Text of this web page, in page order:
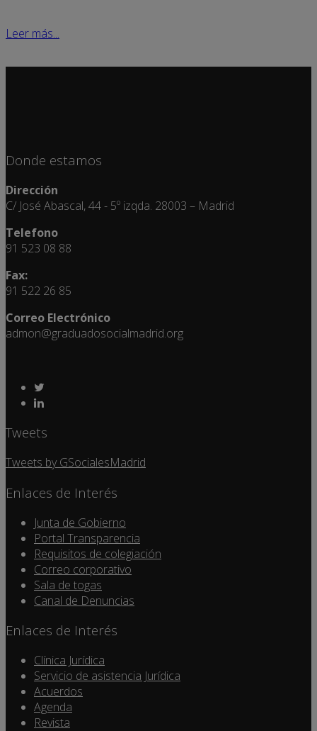
Leer más...
Donde estamos
Dirección
C/ José Abascal, 44 - 5º izqda. 28003 – Madrid
Telefono
91 523 08 88
Fax:
91 522 26 85
Correo Electrónico
admon@graduadosocialmadrid.org
Tweets
Tweets by GSocialesMadrid
Enlaces de Interés
Junta de Gobierno
Portal Transparencia
Requisitos de colegiación
Correo corporativo
Sala de togas
Canal de Denuncias
Enlaces de Interés
Clínica Jurídica
Servicio de asistencia Jurídica
Acuerdos
Agenda
Revista